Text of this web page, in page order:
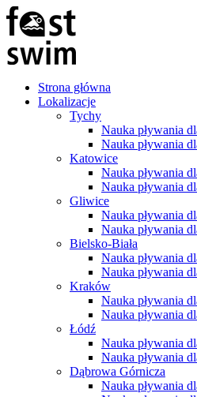
Strona główna
Lokalizacje
Tychy
Nauka pływania
Nauka pływania
Katowice
Nauka pływania
Nauka pływania
Gliwice
Nauka pływania
Nauka pływania
Bielsko-Biała
Nauka pływania
Nauka pływania
Kraków
Nauka pływania
Nauka pływania
Łódź
Nauka pływania
Nauka pływania
Dąbrowa Górnicza
Nauka pływania